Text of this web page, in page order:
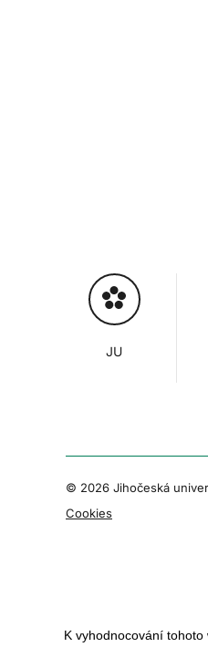
JU
© 2026 Jihočeská
Cookies
K vyhodnocování